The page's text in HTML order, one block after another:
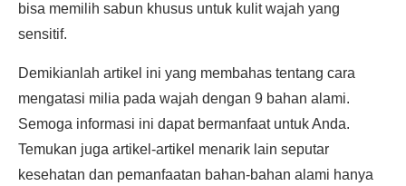
bisa memilih sabun khusus untuk kulit wajah yang
sensitif.
Demikianlah artikel ini yang membahas tentang cara
mengatasi milia pada wajah dengan 9 bahan alami.
Semoga informasi ini dapat bermanfaat untuk Anda.
Temukan juga artikel-artikel menarik lain seputar
kesehatan dan pemanfaatan bahan-bahan alami hanya